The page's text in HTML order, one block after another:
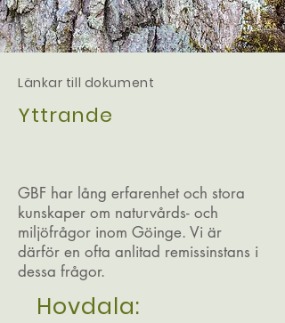
Länkar till dokument
Yttrande
GBF har lång erfarenhet och stora
kunskaper om naturvårds- och
miljöfrågor inom Göinge. Vi är
därför en ofta anlitad remissinstans i
dessa frågor.
Hovdala: